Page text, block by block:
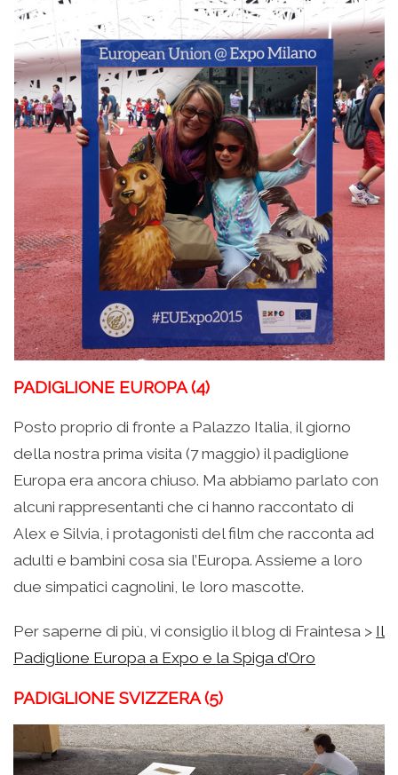
PADIGLIONE EUROPA (4)
Posto proprio di fronte a Palazzo Italia, il giorno
della nostra prima visita (7 maggio) il padiglione
Europa era ancora chiuso. Ma abbiamo parlato con
alcuni rappresentanti che ci hanno raccontato di
Alex e Silvia, i protagonisti del film che racconta ad
adulti e bambini cosa sia l’Europa. Assieme a loro
due simpatici cagnolini, le loro mascotte.
Per saperne di più, vi consiglio il blog di Fraintesa > Il
Padiglione Europa a Expo e la Spiga d’Oro
PADIGLIONE SVIZZERA (5)